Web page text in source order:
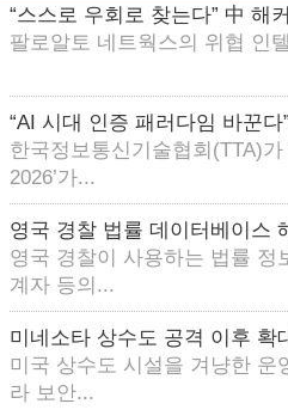
“스스로 우회로 찾는다” 中 해
팔로알토 네트웍스의 위협 인
“AI 시대 인증 패러다임 바꾼
한국정보통신기술협회(TTA)
2026’가...
영국 경찰 법률 데이터베이스
영국 경찰이 사용하는 법률
계자 등의...
미네소타 상수도 공격 이후 확
미국 상수도 시설을 겨냥한 운
라 보안...